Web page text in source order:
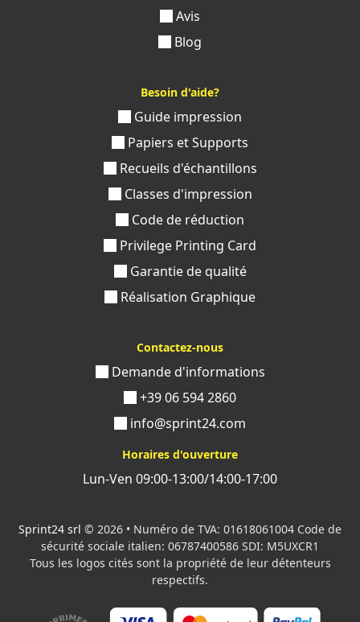
Avis
Blog
Besoin d'aide?
Guide impression
Papiers et Supports
Recueils d'échantillons
Classes d'impression
Code de réduction
Privilege Printing Card
Garantie de qualité
Réalisation Graphique
Contactez-nous
Demande d'informations
+39 06 594 2860
info@sprint24.com
Horaires d'ouverture
Lun-Ven 09:00-13:00/14:00-17:00
Sprint24 srl © 2026 • Numéro de TVA: 01618061004 Code de
sécurité sociale italien: 06787400586 SDI: M5UXCR1
Tous les logos cités sont la propriété de leur détenteurs
respectifs.